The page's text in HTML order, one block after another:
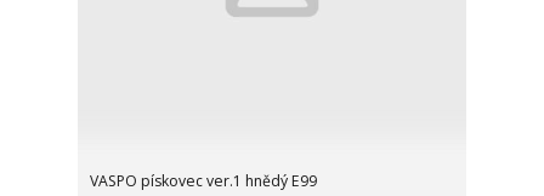
VASPO pískovec ver.1 hnědý E99